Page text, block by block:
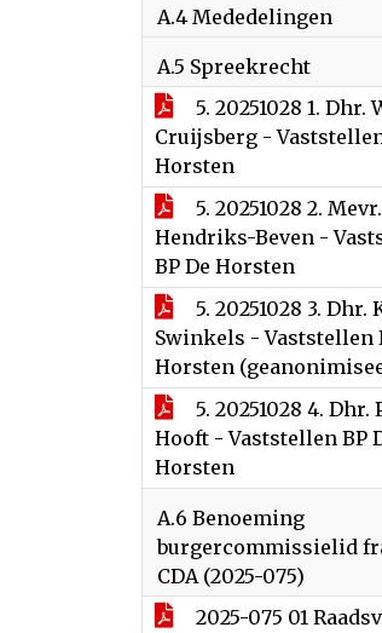
A.4 Mededelingen
A.5 Spreekrecht
5. 20251028 1. Dhr.
Cruijsberg -
Horsten
5. 20251028 2.
Hendriks-Beven -
BP De Horsten
5. 20251028 3. Dhr.
Swinkels - Vaststellen
Horsten
5. 20251028 4. Dhr.
Hooft - Vaststellen BP
Horsten
A.6 Benoeming
burgercommissielid
CDA (2025-075)
2025-075 01